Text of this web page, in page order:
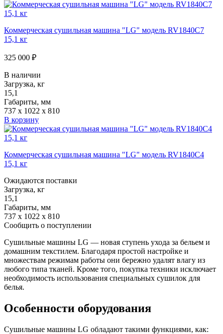
Коммерческая сушильная машина "LG" модель RV1840C7
15,1 кг
325 000 ₽
В наличии
Загрузка, кг
15,1
Габариты, мм
737 x 1022 x 810
В корзину
Коммерческая сушильная машина "LG" модель RV1840C4
15,1 кг
Ожидаются поставки
Загрузка, кг
15,1
Габариты, мм
737 x 1022 x 810
Сообщить о поступлении
Сушильные машины LG — новая ступень ухода за бельем и
домашним текстилем. Благодаря простой настройке и
множествам режимам работы они бережно удалят влагу из
любого типа тканей. Кроме того, покупка техники исключает
необходимость использования специальных сушилок для
белья.
Особенности оборудования
Сушильные машины LG обладают такими функциями, как: